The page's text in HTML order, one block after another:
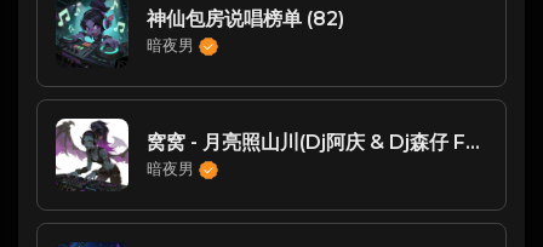
神仙包房说唱榜单 (82)
暗夜男
窝窝 - 月亮照山川(Dj阿庆 & Dj森仔 FunkyHouse Rmx 2025)
暗夜男